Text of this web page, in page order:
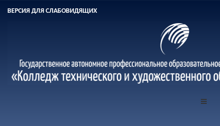
ВЕРСИЯ ДЛЯ СЛАБОВИДЯЩИХ